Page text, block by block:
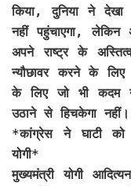
किया, दुनिया ने
नहीं पहुंचाएगा,
अपने राष्ट्र के
न्यौछावर करने के
के लिए जो भी कदम
उठाने से हिचकेगा नहीं।
*कांग्रेस ने घाटी
योगी*
मुख्यमंत्री योगी